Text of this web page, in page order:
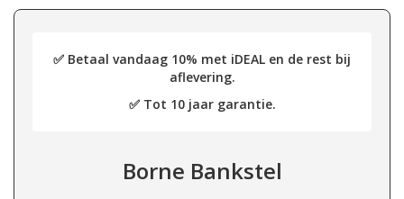
✅ Betaal vandaag 10% met iDEAL en de rest bij
aflevering.
✅ Tot 10 jaar garantie.
Borne Bankstel